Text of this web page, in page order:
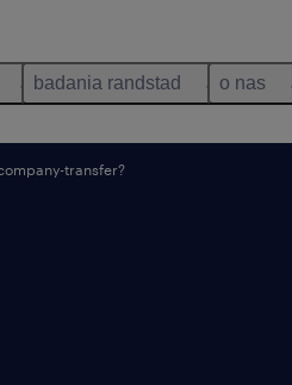
badania randstad o nas
transfer?